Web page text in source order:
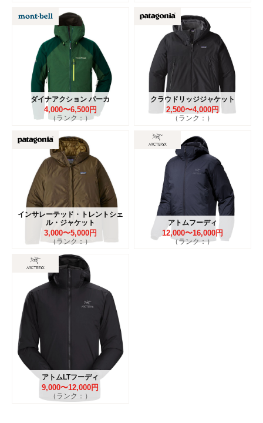
ダイナアクション パーカ
4,000〜6,500円
（ランク：）
クラウドリッジジャケット
2,500〜4,000円
（ランク：）
インサレーテッド・トレントシェ
ル・ジャケット
3,000〜5,000円
（ランク：）
アトムフーディ
12,000〜16,000円
（ランク：）
アトムLTフーディ
9,000〜12,000円
（ランク：）